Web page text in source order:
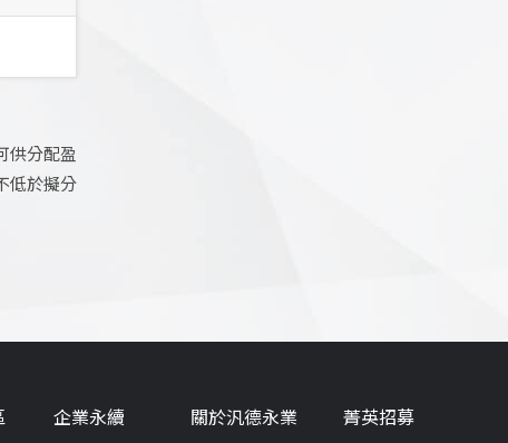
供分配盈
低於擬分
企業永續 關於汎德永業 菁英招募